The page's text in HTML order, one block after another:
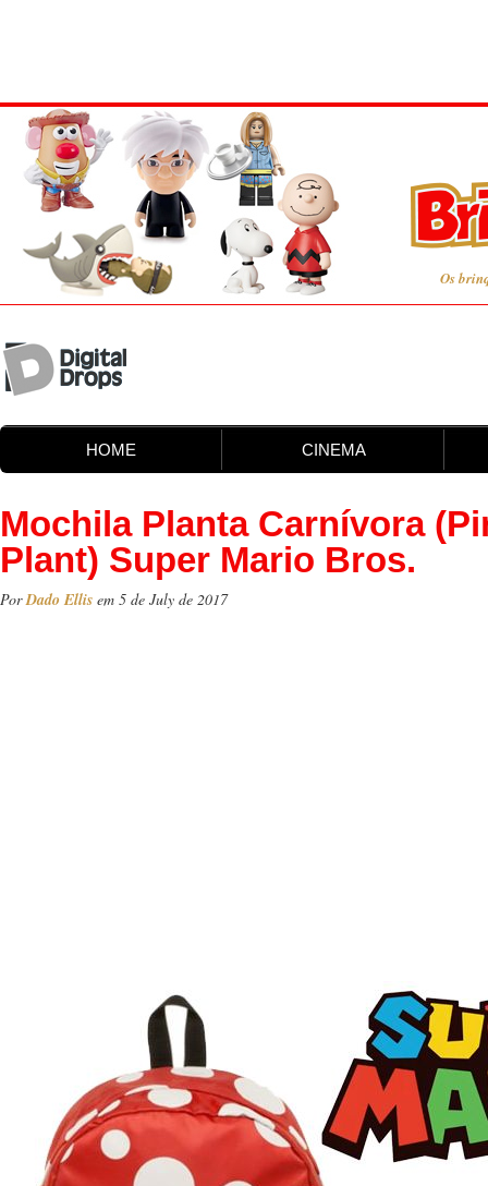
Os
HOME CINEMA
Mochila Planta Carnívora
Plant) Super Mario Bros.
PorDado Ellis em 5 de July de 2017